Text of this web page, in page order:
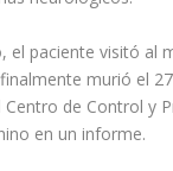
el paciente visitó al
murió el
Centro de Control y
en un informe.